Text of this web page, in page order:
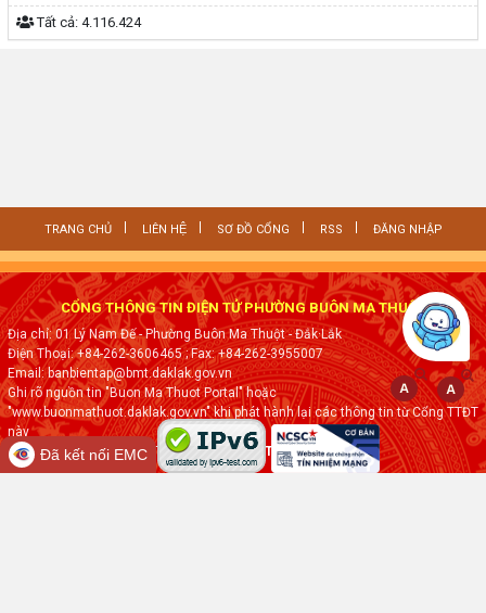
Tất cả: 4.116.424
TRANG CHỦ LIÊN HỆ SƠ ĐỒ CỔNG RSS ĐĂNG NHẬP
CỔNG THÔNG TIN ĐIỆN TỬ PHƯỜNG BUÔN MA THUỘT
Địa chỉ: 01 Lý Nam Đế - Phường Buôn Ma Thuột - Đắk·Lắk
Điện Thoại: +84-262-3606465; Fax:+84-262-3955007
Email: banbientap@bmt.daklak.gov.vn
Ghi rõ nguồn tin "Buon Ma Thuot Portal" hoặc
"www.buonmathuot.daklak.gov.vn" khi phát hành lại các thông tin từ Cổng TTĐT
này
Thực hiện bởiVNPT ĐẮK LẮK
Đã kết nối EMC